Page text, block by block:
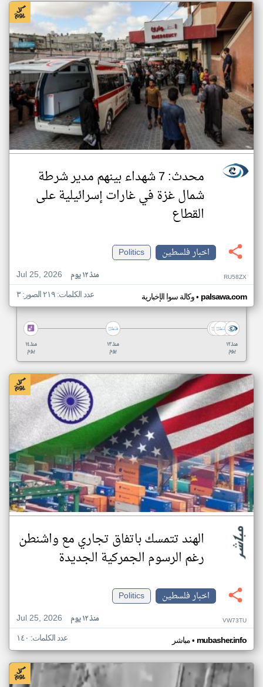
محدث: 7 شهداء بينهم مدير شرطة
شمال غزة في غارات إسرائيلية على
القطاع
اخبار فلسطين
Politics
Jul 25, 2026
منذ ١٢ يوم RU58ZX
وكالة سوا الإخبارية• palsawa.com عدد الكلمات: ٢١٩ الصور: ٣
منذ ١٤
يوم
منذ ١٣
يوم
منذ ١٢
يوم
الهند تتمسك باتفاق تجاري مع واشنطن
رغم الرسوم الجمركية الجديدة
اخبار فلسطين
Politics
Jul 25, 2026
منذ ١٢ يوم VW73TU
مباشر• mubasher.info عدد الكلمات: ١٤٠